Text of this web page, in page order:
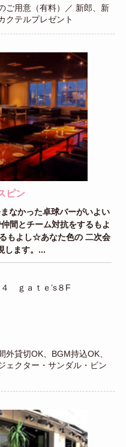
ご用意（有料）／ 新郎、新
クテルプレゼント
ピン
なかった卓球バーがいよい
間とチーム対抗をするもよ
もよし☆あなた色の 二次会
します。...
ｇａｔｅ’s８F
貸切OK、BGM持込OK、
ェクター・サンダル・ビン